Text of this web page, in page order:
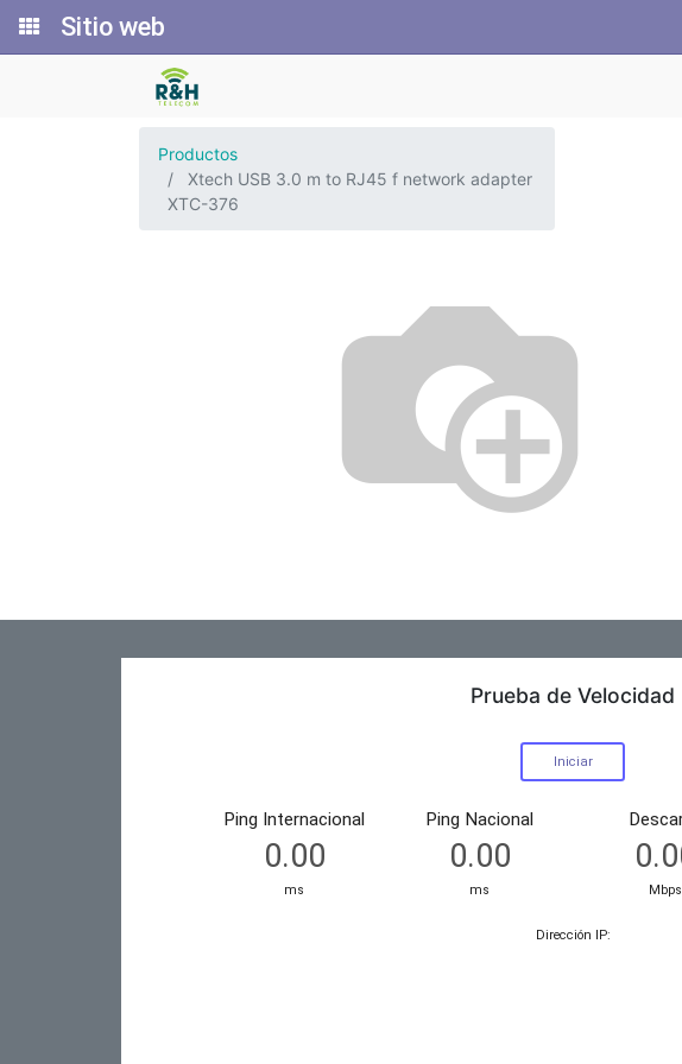
Sitio web
Productos
Xtech USB 3.0 m to RJ45 f network adapter
XTC-376
Prueba de Velocidad